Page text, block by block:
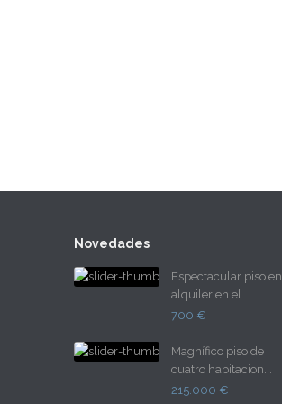
Novedades
Espectacular piso en
alquiler en el...
700 €
Magnífico piso de
cuatro habitacion...
215.000 €